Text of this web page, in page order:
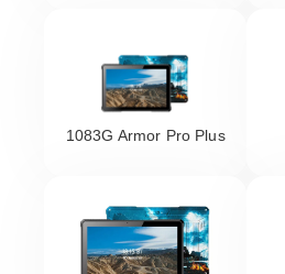
1083G Armor Pro Plus